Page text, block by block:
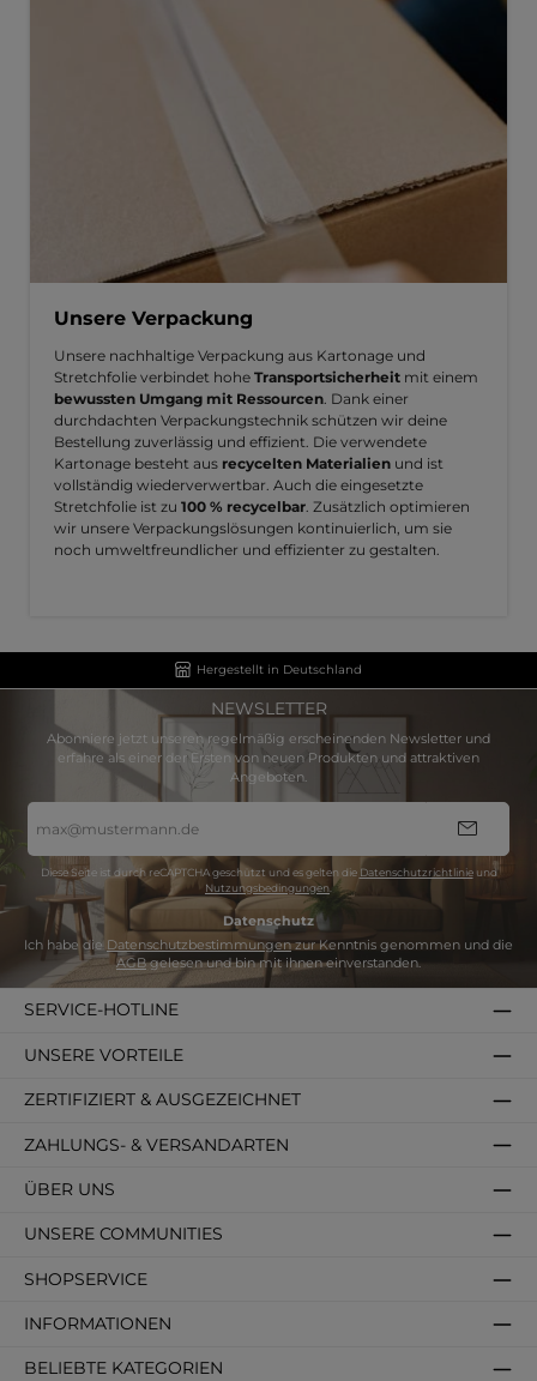
Unsere Verpackung
Unsere nachhaltige Verpackung aus Kartonage und
Stretchfolie verbindet hohe Transportsicherheit mit einem
bewussten Umgang mit Ressourcen. Dank einer
durchdachten Verpackungstechnik schützen wir deine
Bestellung zuverlässig und effizient. Die verwendete
Kartonage besteht aus recycelten Materialien und ist
vollständig wiederverwertbar. Auch die eingesetzte
Stretchfolie ist zu 100 % recycelbar. Zusätzlich optimieren
wir unsere Verpackungslösungen kontinuierlich, um sie
noch umweltfreundlicher und effizienter zu gestalten.
Hergestellt in Deutschland
NEWSLETTER
Abonniere jetzt unseren regelmäßig erscheinenden Newsletter und
erfahre als einer der Ersten von neuen Produkten und attraktiven
Angeboten.
Mail-
Adresse
Diese Seite ist durch reCAPTCHA geschützt und es gelten die Datenschutzrichtlinieund
Nutzungsbedingungen
Datenschutz
Ich habe die Datenschutzbestimmungenzur Kenntnis genommen und die
AGBgelesen und bin mit ihnen einverstanden.
SERVICE-HOTLINE
SHOPSERVICE
INFORMATIONEN
BELIEBTE KATEGORIEN
ZAHLUNGS- & VERSANDARTEN
ÜBER UNS
ZERTIFIZIERT & AUSGEZEICHNET
UNSERE VORTEILE
UNSERE COMMUNITIES